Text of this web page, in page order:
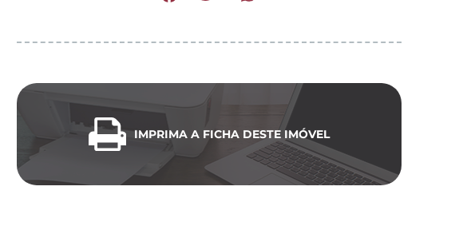
IMPRIMA A FICHA DESTE IMÓVEL